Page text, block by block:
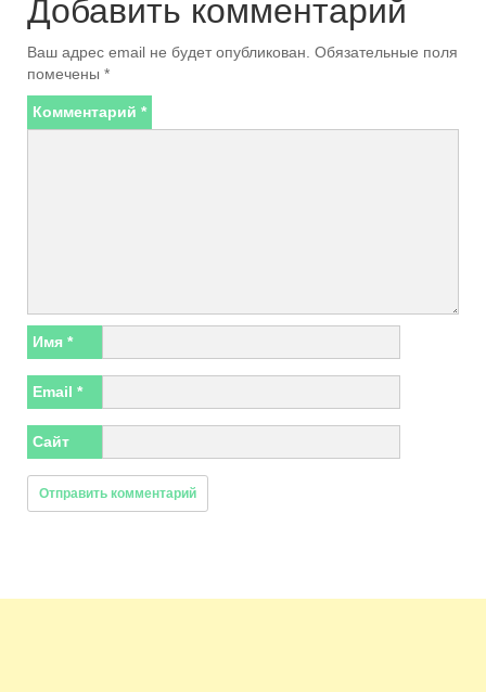
Добавить комментарий
Ваш адрес email не будет опубликован. Обязательные поля
помечены *
Комментарий *
Имя *
Email *
Сайт